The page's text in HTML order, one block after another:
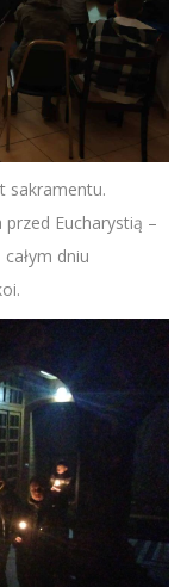
sakramentu.
Eucharystią –
dniu